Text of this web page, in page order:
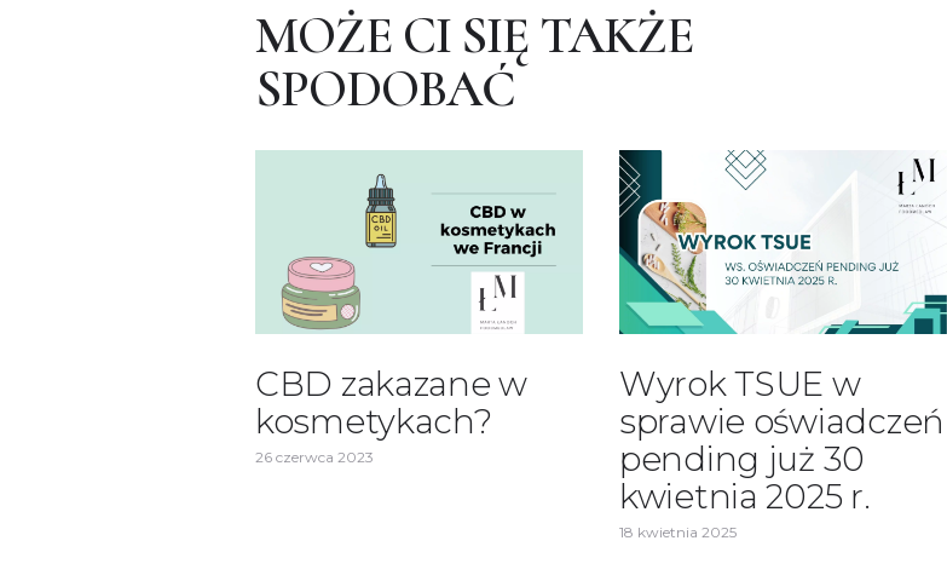
MOŻE CI SIĘ TAKŻE
SPODOBAĆ
CBD zakazane w
kosmetykach?
26 czerwca 2023
Wyrok TSUE w
sprawie oświadczeń
pending już 30
kwietnia 2025 r.
18 kwietnia 2025